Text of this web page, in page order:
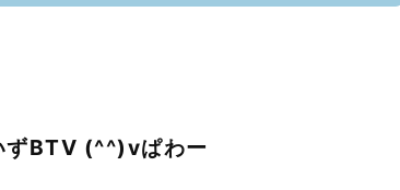
BTV (^^)vぱわー